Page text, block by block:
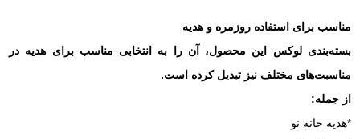
مناسب برای استفاده روزمره و هدیه
بسته‌بندی لوکس این محصول، آن را به انتخابی مناسب برای هدیه در
مناسبت‌های مختلف نیز تبدیل کرده است.
از جمله:
*هدیه خانه نو